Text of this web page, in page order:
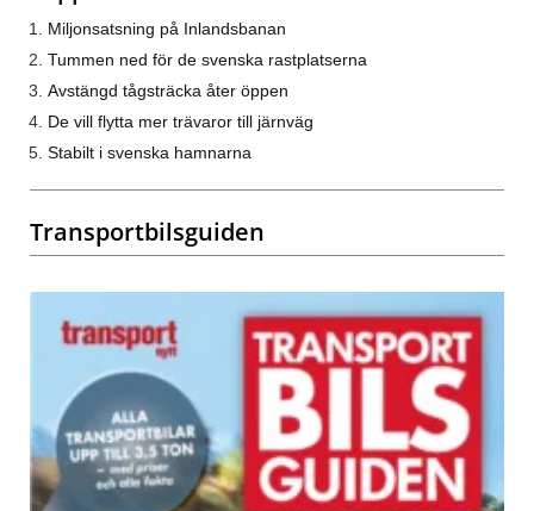
Miljonsatsning på Inlandsbanan
Tummen ned för de svenska rastplatserna
Avstängd tågsträcka åter öppen
De vill flytta mer trävaror till järnväg
Stabilt i svenska hamnarna
Transportbilsguiden